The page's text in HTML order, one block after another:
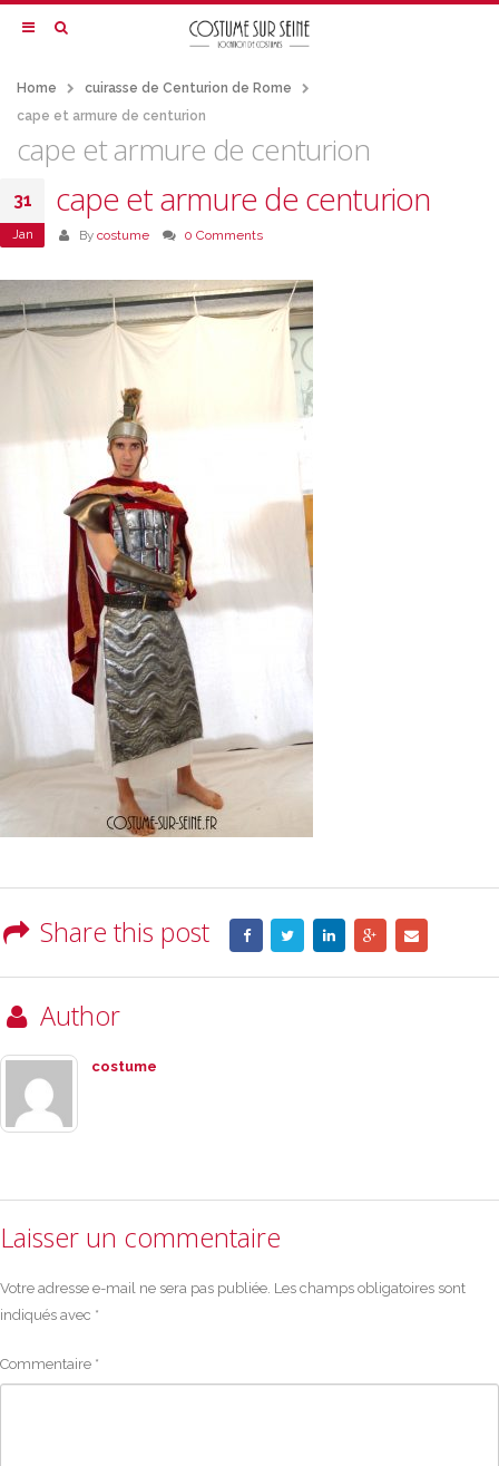
Home
cuirasse de Centurion de Rome
cape et armure de centurion
cape et armure de centurion
31
Jan
cape et armure de centurion
By costume 0 Comments
Share this post
Author
costume
Laisser un commentaire
Votre adresse e-mail ne sera pas publiée. Les champs obligatoires sont
indiqués avec *
Commentaire *